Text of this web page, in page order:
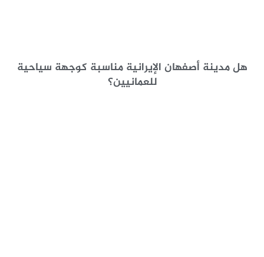
هل مدينة أصفهان الإيرانية مناسبة كوجهة سياحية
للعمانيين؟